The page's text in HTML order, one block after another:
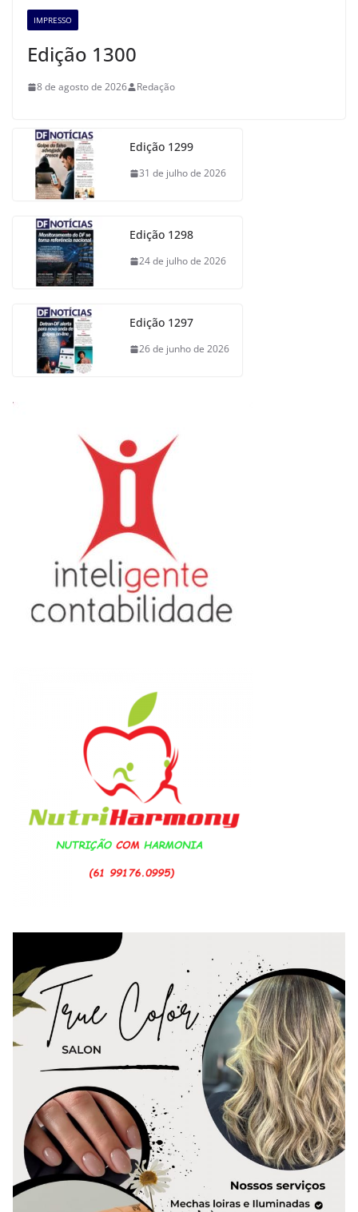
IMPRESSO
Edição 1300
8 de agosto de 2026 Redação
Edição 1299
31 de julho de 2026
Edição 1298
24 de julho de 2026
Edição 1297
26 de junho de 2026